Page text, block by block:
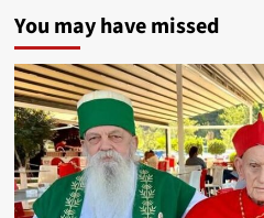
You may have missed